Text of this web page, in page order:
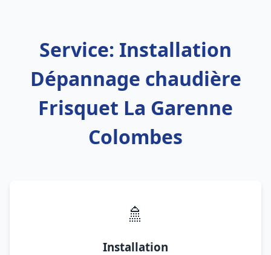
Service: Installation
Dépannage chaudière
Frisquet La Garenne
Colombes
🚿
Installation